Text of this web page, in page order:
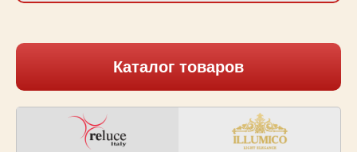
Каталог товаров